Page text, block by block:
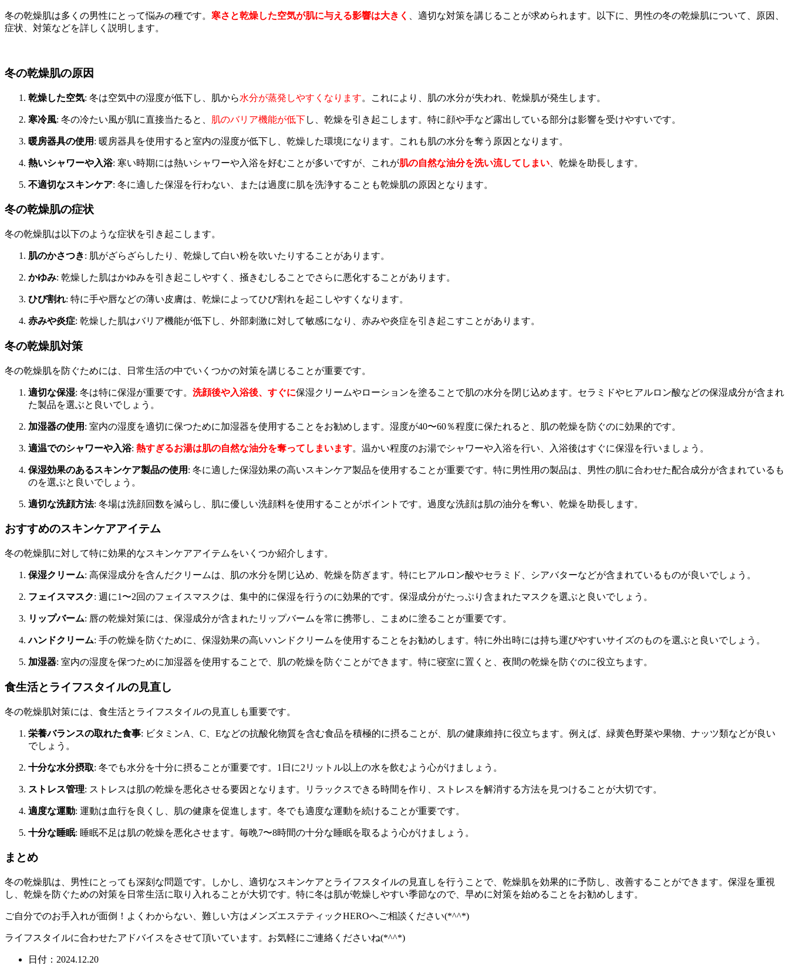
冬の乾燥肌は多くの男性にとって悩みの種です。 寒さと乾燥した空気が肌に与える影響は大きく
、適切な対策を講じることが求められます。以下に、男性の冬の乾燥肌について、原因、
症状、対策などを詳しく説明します。
冬の乾燥肌の原因
乾燥した空気: 冬は空気中の湿度が低下し、肌から水分が蒸発しやすくなります。これにより、肌の水分が失われ、乾燥肌が発生します。
寒冷風: 冬の冷たい風が肌に直接当たると、 肌のバリア機能が低下し、乾燥を引き起こします。特に顔や手など露出している部分は影響を受けやすいです。
暖房器具の使用 : 暖房器具を使用すると室内の湿度が低下し、乾燥した環境になります。これも肌の水分を奪う原因となります。
熱いシャワーや入浴: 寒い時期には熱いシャワーや入浴を好むことが多いですが、これが肌の自然な油分を洗い流してしまい 、乾燥を助長します。
不適切なスキンケア: 冬に適した保湿を行わない、または過度に肌を洗浄することも乾燥肌の原因となります。
冬の乾燥肌の症状
冬の乾燥肌は以下のような症状を引き起こします。
肌のかさつき: 肌がざらざらしたり、乾燥して白い粉を吹いたりすることがあります。
かゆみ: 乾燥した肌はかゆみを引き起こしやすく、掻きむしることでさらに悪化することがあります。
ひび割れ: 特に手や唇などの薄い皮膚は、乾燥によってひび割れを起こしやすくなります。
赤みや炎症: 乾燥した肌はバリア機能が低下し、外部刺激に対して敏感になり、赤みや炎症を引き起こすことがあります。
冬の乾燥肌対策
冬の乾燥肌を防ぐためには、日常生活の中でいくつかの対策を講じることが重要です。
適切な保湿: 冬は特に保湿が重要です。 洗顔後や入浴後、すぐに保湿クリームやローションを塗ることで肌の水分を閉じ込めます。セラミドやヒアルロン酸などの保湿成分が含まれ
た製品を選ぶと良いでしょう。
加湿器の使用 : 室内の湿度を適切に保つために加湿器を使用することをお勧めします。湿度が40〜60％程度に保たれると、肌の乾燥を防ぐのに効果的です。
適温でのシャワーや入浴: 熱すぎるお湯は肌の自然な油分を奪ってしまいます。温かい程度のお湯でシャワーや入浴を行い、入浴後はすぐに保湿を行いましょう。
保湿効果のあるスキンケア製品の使用 : 冬に適した保湿効果の高いスキンケア製品を使用することが重要です。特に男性用の製品は、男性の肌に合わせた配合成分が含まれているも
のを選ぶと良いでしょう。
適切な洗顔方法: 冬場は洗顔回数を減らし、肌に優しい洗顔料を使用することがポイントです。過度な洗顔は肌の油分を奪い、乾燥を助長します。
おすすめのスキンケアアイテム
冬の乾燥肌に対して特に効果的なスキンケアアイテムをいくつか紹介します。
保湿クリーム: 高保湿成分を含んだクリームは、肌の水分を閉じ込め、乾燥を防ぎます。特にヒアルロン酸やセラミド、シアバターなどが含まれているものが良いでしょう。
フェイスマスク: 週に1〜2回のフェイスマスクは、集中的に保湿を行うのに効果的です。保湿成分がたっぷり含まれたマスクを選ぶと良いでしょう。
リップバーム: 唇の乾燥対策には、保湿成分が含まれたリップバームを常に携帯し、こまめに塗ることが重要です。
ハンドクリーム: 手の乾燥を防ぐために、保湿効果の高いハンドクリームを使用することをお勧めします。特に外出時には持ち運びやすいサイズのものを選ぶと良いでしょう。
加湿器: 室内の湿度を保つために加湿器を使用することで、肌の乾燥を防ぐことができます。特に寝室に置くと、夜間の乾燥を防ぐのに役立ちます。
食生活とライフスタイルの見直し
冬の乾燥肌対策には、食生活とライフスタイルの見直しも重要です。
栄養バランスの取れた食事: ビタミンA、C、Eなどの抗酸化物質を含む食品を積極的に摂ることが、肌の健康維持に役立ちます。例えば、緑黄色野菜や果物、ナッツ類などが良い
でしょう。
十分な水分摂取: 冬でも水分を十分に摂ることが重要です。1日に2リットル以上の水を飲むよう心がけましょう。
ストレス管理: ストレスは肌の乾燥を悪化させる要因となります。リラックスできる時間を作り、ストレスを解消する方法を見つけることが大切です。
適度な運動: 運動は血行を良くし、肌の健康を促進します。冬でも適度な運動を続けることが重要です。
十分な睡眠: 睡眠不足は肌の乾燥を悪化させます。毎晩7〜8時間の十分な睡眠を取るよう心がけましょう。
まとめ
冬の乾燥肌は、男性にとっても深刻な問題です。しかし、適切なスキンケアとライフスタイルの見直しを行うことで、乾燥肌を効果的に予防し、改善することができます。保湿を重視
し、乾燥を防ぐための対策を日常生活に取り入れることが大切です。特に冬は肌が乾燥しやすい季節なので、早めに対策を始めることをお勧めします。
ご自分でのお手入れが面倒！よくわからない、難しい方はメンズエステティックHEROへご相談ください(*^^*)
ライフスタイルに合わせたアドバイスをさせて頂いています。お気軽にご連絡くださいね(*^^*)
日付：2024.12.20